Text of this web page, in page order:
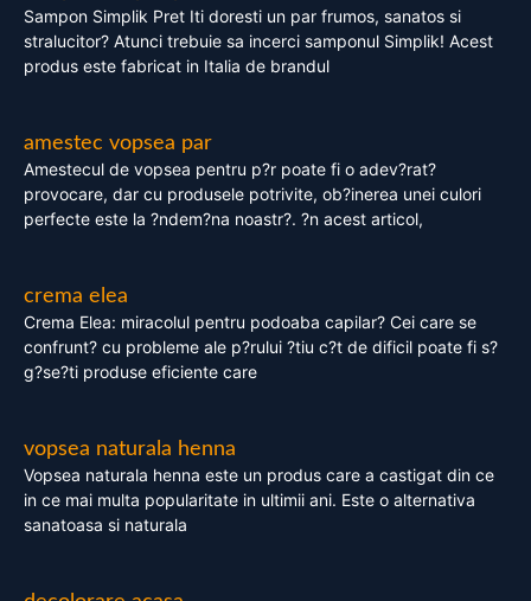
Sampon Simplik Pret Iti doresti un par frumos, sanatos si
stralucitor? Atunci trebuie sa incerci samponul Simplik! Acest
produs este fabricat in Italia de brandul
amestec vopsea par
Amestecul de vopsea pentru p?r poate fi o adev?rat?
provocare, dar cu produsele potrivite, ob?inerea unei culori
perfecte este la ?ndem?na noastr?. ?n acest articol,
crema elea
Crema Elea: miracolul pentru podoaba capilar? Cei care se
confrunt? cu probleme ale p?rului ?tiu c?t de dificil poate fi s?
g?se?ti produse eficiente care
vopsea naturala henna
Vopsea naturala henna este un produs care a castigat din ce
in ce mai multa popularitate in ultimii ani. Este o alternativa
sanatoasa si naturala